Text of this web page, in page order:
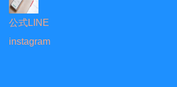
公式LINE
instagram